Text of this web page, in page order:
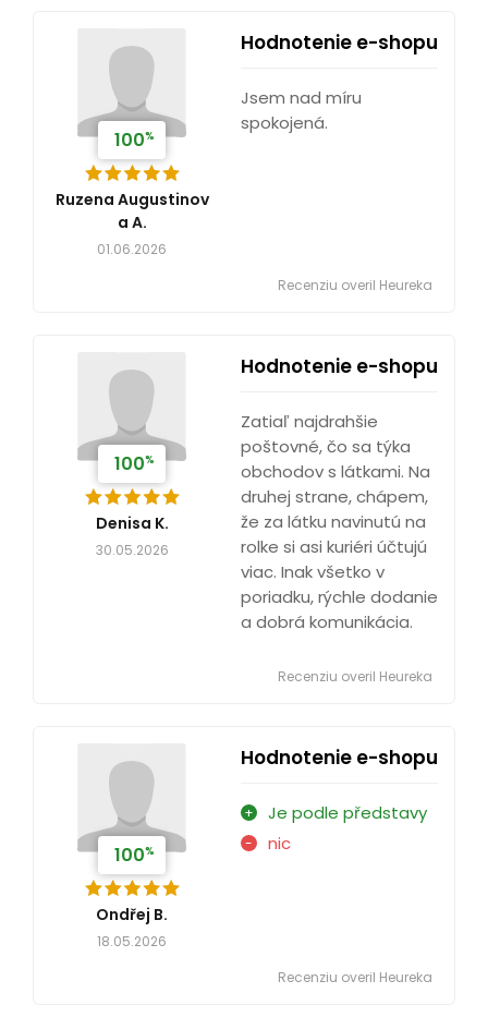
100%
Ruzena Augustinov
a A.
01.06.2026
Hodnotenie e-shopu
Jsem nad míru
spokojená.
Recenziu overil Heureka
100%
Denisa K.
30.05.2026
Hodnotenie e-shopu
Zatiaľ najdrahšie
poštovné, čo sa týka
obchodov s látkami. Na
druhej strane, chápem,
že za látku navinutú na
rolke si asi kuriéri účtujú
viac. Inak všetko v
poriadku, rýchle dodanie
a dobrá komunikácia.
Recenziu overil Heureka
100%
Ondřej B.
18.05.2026
Hodnotenie e-shopu
Je podle představy
nic
Recenziu overil Heureka